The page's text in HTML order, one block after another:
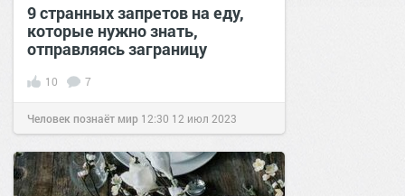
9 странных запретов на еду,
которые нужно знать,
отправляясь заграницу
10 7
Человек познаёт мир 12:30 12 июл 2023